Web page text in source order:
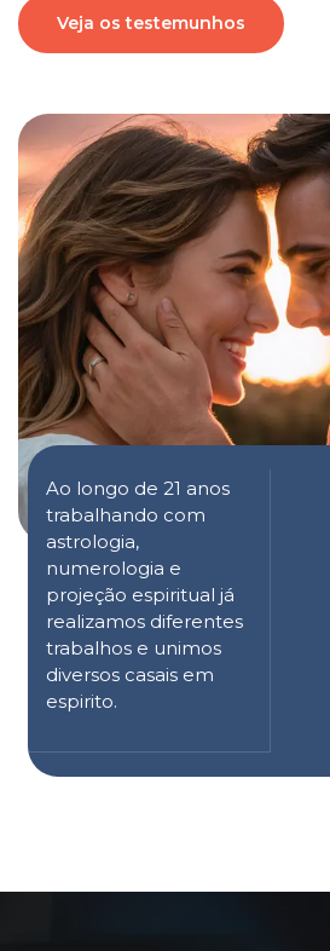
Ao longo de 21 anos
trabalhando com
astrologia,
numerologia e
projeção espiritual já
realizamos diferentes
trabalhos e unimos
diversos casais em
espirito.
Veja os testemunhos